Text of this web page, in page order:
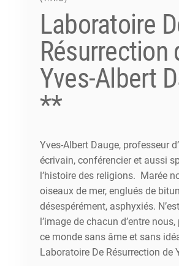
Laboratoire
Résurrection
Yves-Albert
**
Yves-Albert Dauge, professeur
écrivain, conférencier et aussi
l’histoire des religions. Marée
oiseaux de mer, englués de
désespérément, asphyxiés.
l’image de chacun d’entre
ce monde sans âme et sans
Laboratoire De Résurrection de